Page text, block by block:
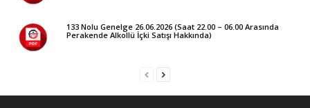
133 Nolu Genelge 26.06.2026 (Saat 22.00 – 06.00 Arasında
Perakende Alkollü İçki Satışı Hakkında)